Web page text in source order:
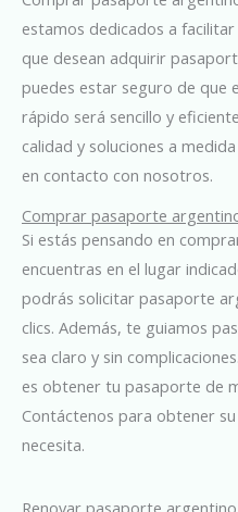
estamos dedicados a
que desean adquirir
puedes estar seguro de
rápido será sencillo y
calidad y soluciones a
en contacto con nosotros.
Comprar pasaporte
Si estás pensando en
encuentras en el lugar
podrás solicitar pasaporte
clics. Además, te guiamos
sea claro y sin
es obtener tu pasaporte de
Contáctenos para obtener su
necesita.
Renovar pasaporte argentino